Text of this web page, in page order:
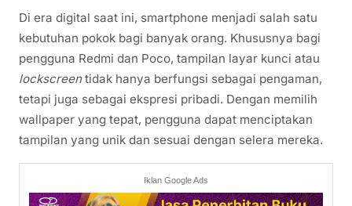
Di era digital saat ini, smartphone menjadi salah satu
kebutuhan pokok bagi banyak orang. Khususnya bagi
pengguna Redmi dan Poco, tampilan layar kunci atau
lockscreentidak hanya berfungsi sebagai pengaman,
tetapi juga sebagai ekspresi pribadi. Dengan memilih
wallpaper yang tepat, pengguna dapat menciptakan
tampilan yang unik dan sesuai dengan selera mereka.
Iklan Google Ads